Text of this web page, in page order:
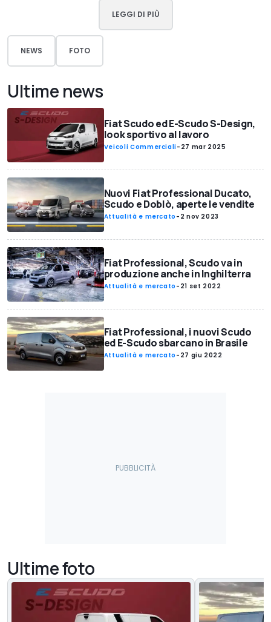
LEGGI DI PIÙ
NEWS FOTO
Ultime news
Fiat Scudo ed E-Scudo S-Design,
look sportivo al lavoro
Veicoli Commerciali- 27 mar 2025
Nuovi Fiat Professional Ducato,
Scudo e Doblò, aperte le vendite
Attualità e mercato - 2 nov 2023
Fiat Professional, Scudo va in
produzione anche in Inghilterra
Attualità e mercato - 21 set 2022
Fiat Professional, i nuovi Scudo
ed E-Scudo sbarcano in Brasile
Attualità e mercato - 27 giu 2022
Ultime foto